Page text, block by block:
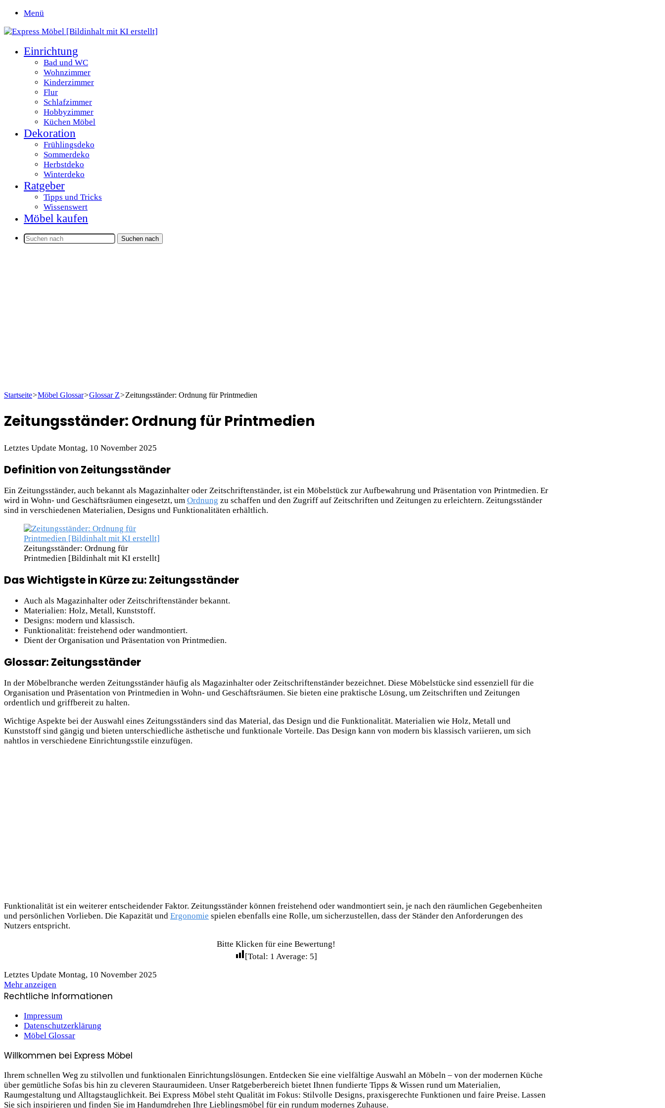
Menü
Einrichtung
Bad und WC
Wohnzimmer
Kinderzimmer
Flur
Schlafzimmer
Hobbyzimmer
Küchen Möbel
Dekoration
Frühlingsdeko
Sommerdeko
Herbstdeko
Winterdeko
Ratgeber
Tipps und Tricks
Wissenswert
Möbel kaufen
Suchen nach
Startseite>Möbel Glossar>Glossar Z>Zeitungsständer: Ordnung für Printmedien
Zeitungsständer: Ordnung für Printmedien
Letztes Update Montag, 10 November 2025
Definition von Zeitungsständer
Ein Zeitungsständer, auch bekannt als Magazinhalter oder Zeitschriftenständer, ist ein Möbelstück zur Aufbewahrung und Präsentation von Printmedien. Er
wird in Wohn- und Geschäftsräumen eingesetzt, um Ordnung zu schaffen und den Zugriff auf Zeitschriften und Zeitungen zu erleichtern. Zeitungsständer
sind in verschiedenen Materialien, Designs und Funktionalitäten erhältlich.
Zeitungsständer: Ordnung für
Printmedien [Bildinhalt mit KI erstellt]
Das Wichtigste in Kürze zu: Zeitungsständer
Auch als Magazinhalter oder Zeitschriftenständer bekannt.
Materialien: Holz, Metall, Kunststoff.
Designs: modern und klassisch.
Funktionalität: freistehend oder wandmontiert.
Dient der Organisation und Präsentation von Printmedien.
Glossar: Zeitungsständer
In der Möbelbranche werden Zeitungsständer häufig als Magazinhalter oder Zeitschriftenständer bezeichnet. Diese Möbelstücke sind essenziell für die
Organisation und Präsentation von Printmedien in Wohn- und Geschäftsräumen. Sie bieten eine praktische Lösung, um Zeitschriften und Zeitungen
ordentlich und griffbereit zu halten.
Wichtige Aspekte bei der Auswahl eines Zeitungsständers sind das Material, das Design und die Funktionalität. Materialien wie Holz, Metall und
Kunststoff sind gängig und bieten unterschiedliche ästhetische und funktionale Vorteile. Das Design kann von modern bis klassisch variieren, um sich
nahtlos in verschiedene Einrichtungsstile einzufügen.
Funktionalität ist ein weiterer entscheidender Faktor. Zeitungsständer können freistehend oder wandmontiert sein, je nach den räumlichen Gegebenheiten
und persönlichen Vorlieben. Die Kapazität und Ergonomie spielen ebenfalls eine Rolle, um sicherzustellen, dass der Ständer den Anforderungen des
Nutzers entspricht.
Bitte Klicken für eine Bewertung!
[Total: 1 Average: 5]
Letztes Update Montag, 10 November 2025
Mehr anzeigen
Rechtliche Informationen
Impressum
Datenschutzerklärung
Möbel Glossar
Willkommen bei Express Möbel
Ihrem schnellen Weg zu stilvollen und funktionalen Einrichtungslösungen. Entdecken Sie eine vielfältige Auswahl an Möbeln – von der modernen Küche
über gemütliche Sofas bis hin zu cleveren Stauraum­ideen. Unser Ratgeberbereich bietet Ihnen fundierte Tipps & Wissen rund um Materialien,
Raumgestaltung und Alltagstauglichkeit. Bei Express Möbel steht Qualität im Fokus: Stilvolle Designs, praxis­gerechte Funktionen und faire Preise. Lassen
Sie sich inspirieren und finden Sie im Handumdrehen Ihre Lieblings­möbel für ein rundum modernes Zuhause.